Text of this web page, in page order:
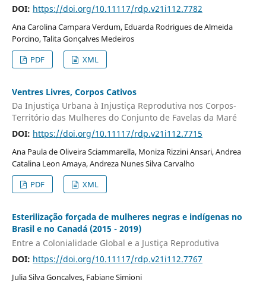
DOI: https://doi.org/10.11117/rdp.v21i112.7782
Ana Carolina Campara Verdum, Eduarda Rodrigues de Almeida
Porcino, Talita Gonçalves Medeiros
PDF
XML
Ventres Livres, Corpos Cativos
Da Injustiça Urbana à Injustiça Reprodutiva nos Corpos-
Território das Mulheres do Conjunto de Favelas da Maré
DOI: https://doi.org/10.11117/rdp.v21i112.7715
Ana Paula de Oliveira Sciammarella, Moniza Rizzini Ansari, Andrea
Catalina Leon Amaya, Andreza Nunes Silva Carvalho
PDF
XML
Esterilização forçada de mulheres negras e indígenas no
Brasil e no Canadá (2015 - 2019)
Entre a Colonialidade Global e a Justiça Reprodutiva
DOI: https://doi.org/10.11117/rdp.v21i112.7767
Julia Silva Goncalves, Fabiane Simioni